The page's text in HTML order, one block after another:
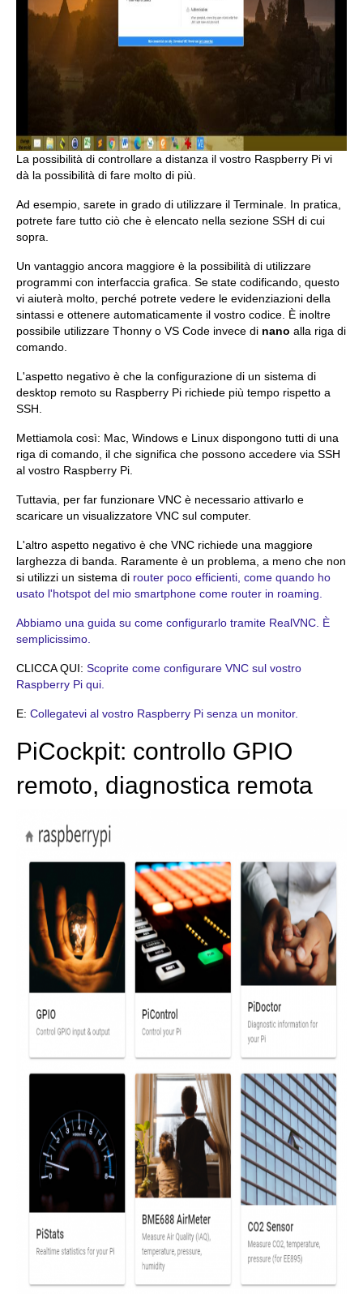
La possibilità di controllare a distanza il vostro Raspberry Pi vi
dà la possibilità di fare molto di più.
Ad esempio, sarete in grado di utilizzare il Terminale. In pratica,
potrete fare tutto ciò che è elencato nella sezione SSH di cui
sopra.
Un vantaggio ancora maggiore è la possibilità di utilizzare
programmi con interfaccia grafica. Se state codificando, questo
vi aiuterà molto, perché potrete vedere le evidenziazioni della
sintassi e ottenere automaticamente il vostro codice. È inoltre
possibile utilizzare Thonny o VS Code invece di nano alla riga di
comando.
L'aspetto negativo è che la configurazione di un sistema di
desktop remoto su Raspberry Pi richiede più tempo rispetto a
SSH.
Mettiamola così: Mac, Windows e Linux dispongono tutti di una
riga di comando, il che significa che possono accedere via SSH
al vostro Raspberry Pi.
Tuttavia, per far funzionare VNC è necessario attivarlo e
scaricare un visualizzatore VNC sul computer.
L'altro aspetto negativo è che VNC richiede una maggiore
larghezza di banda. Raramente è un problema, a meno che non
si utilizzi un sistema di router poco efficienti, come quando ho
usato l'hotspot del mio smartphone come router in roaming.
Abbiamo una guida su come configurarlo tramite RealVNC. È
semplicissimo.
CLICCA QUI: Scoprite come configurare VNC sul vostro
Raspberry Pi qui.
E: Collegatevi al vostro Raspberry Pi senza un monitor.
PiCockpit: controllo GPIO
remoto, diagnostica remota